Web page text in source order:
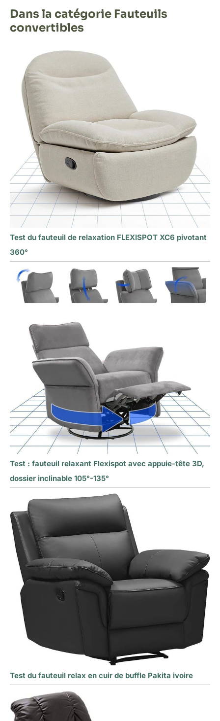
Dans la catégorie Fauteuils
convertibles
Test du fauteuil de relaxation FLEXISPOT XC6 pivotant
360°
Test : fauteuil relaxant Flexispot avec appuie-tête 3D,
dossier inclinable 105°-135°
Test du fauteuil relax en cuir de buffle Pakita ivoire